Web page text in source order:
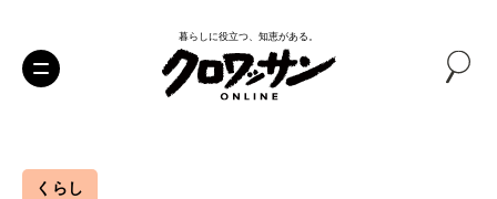
暮らしに役立つ、知恵がある。
くらし